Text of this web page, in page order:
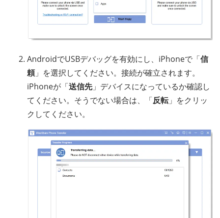
AndroidでUSBデバッグを有効にし、iPhoneで「信
頼」を選択してください。接続が確立されます。
iPhoneが「送信先」デバイスになっているか確認し
てください。そうでない場合は、「反転」をクリッ
クしてください。